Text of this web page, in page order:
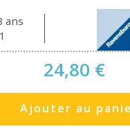
ans
24,80 €
Ajouter au